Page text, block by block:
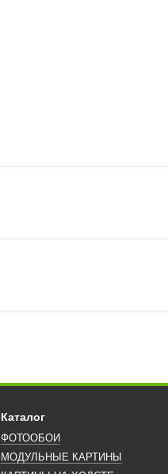
Каталог
ФОТООБОИ
МОДУЛЬНЫЕ КАРТИНЫ